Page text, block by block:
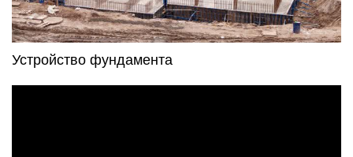
Устройство фундамента